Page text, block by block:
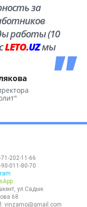
за
работы (10
LETO.UZмы
202-11-66
011-80-70
ул.Садык
68
vinzamo@gmail.com